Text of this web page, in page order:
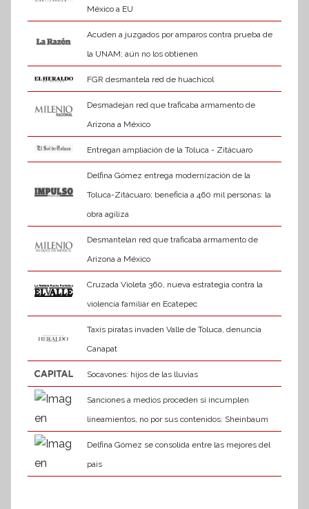
México a EU
Acuden a juzgados por amparos contra prueba de
la UNAM; aún no los obtienen
FGR desmantela red de huachicol
Desmadejan red que traficaba armamento de
Arizona a México
Entregan ampliación de la Toluca - Zitácuaro
Delfina Gómez entrega modernización de la
Toluca-Zitácuaro; beneficia a 460 mil personas: la
obra agiliza
Desmantelan red que traficaba armamento de
Arizona a México
Cruzada Violeta 360, nueva estrategia contra la
violencia familiar en Ecatepec
Taxis piratas invaden Valle de Toluca, denuncia
Canapat
Socavones: hijos de las lluvias
Sanciones a medios proceden si incumplen
lineamientos, no por sus contenidos: Sheinbaum
Delfina Gómez se consolida entre las mejores del
país